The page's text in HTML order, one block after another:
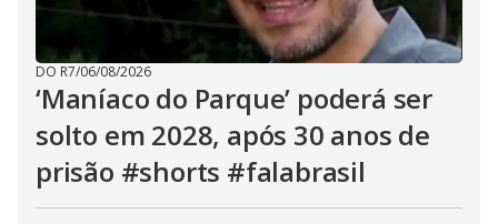
DO R7/06/08/2026
‘Maníaco do Parque’ poderá ser
solto em 2028, após 30 anos de
prisão #shorts #falabrasil